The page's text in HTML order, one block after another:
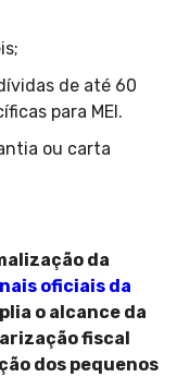
de até 60
para MEI.
ou carta
da
oficiais da
o alcance da
fiscal
dos pequenos